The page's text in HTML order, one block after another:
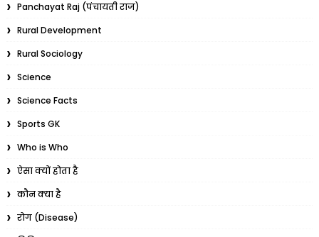
Panchayat Raj (पंचायती राज)
Rural Development
Rural Sociology
Science
Science Facts
Sports GK
Who is Who
ऐसा क्यों होता है
कौन क्या है
रोग (Disease)